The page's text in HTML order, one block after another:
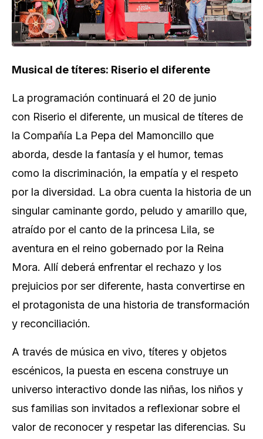
Musical de títeres: Riserio el diferente
La programación continuará el 20 de junio
con Riserio el diferente, un musical de títeres de
la Compañía La Pepa del Mamoncillo que
aborda, desde la fantasía y el humor, temas
como la discriminación, la empatía y el respeto
por la diversidad. La obra cuenta la historia de un
singular caminante gordo, peludo y amarillo que,
atraído por el canto de la princesa Lila, se
aventura en el reino gobernado por la Reina
Mora. Allí deberá enfrentar el rechazo y los
prejuicios por ser diferente, hasta convertirse en
el protagonista de una historia de transformación
y reconciliación.
A través de música en vivo, títeres y objetos
escénicos, la puesta en escena construye un
universo interactivo donde las niñas, los niños y
sus familias son invitados a reflexionar sobre el
valor de reconocer y respetar las diferencias. Su